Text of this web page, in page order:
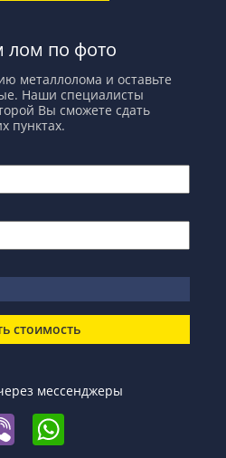
по фото
металлолома и оставьте
Наши специалисты
Вы сможете сдать
пунктах.
стоимость
мессенджеры